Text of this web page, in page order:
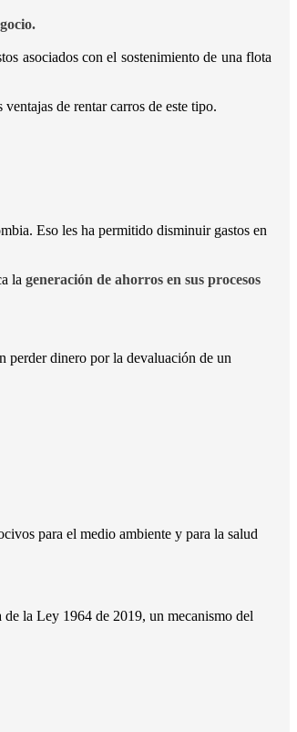
asociados con el sostenimiento de una flota
ventajas de rentar carros de este tipo.
Eso les ha permitido disminuir gastos en
la generación de ahorros en sus procesos
perder dinero por la devaluación de un
para el medio ambiente y para la salud
de la Ley 1964 de 2019, un mecanismo del